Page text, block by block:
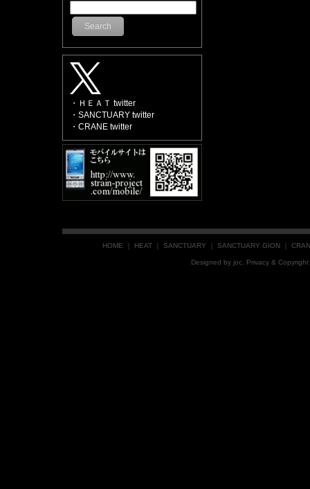
Search
・ＨＥＡＴ twitter
・SANCTUARY twitter
・CRANE twitter
HOME HEAT SANCTUARY SANCTUARY GION
Designed by joc . Privacy &